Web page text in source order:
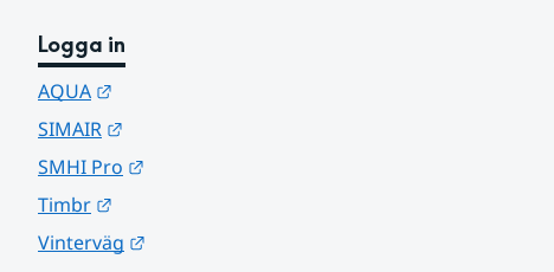
Logga in
AQUA
SIMAIR
SMHI Pro
Timbr
Vinterväg